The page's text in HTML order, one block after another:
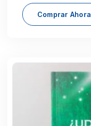
Comprar Ahora